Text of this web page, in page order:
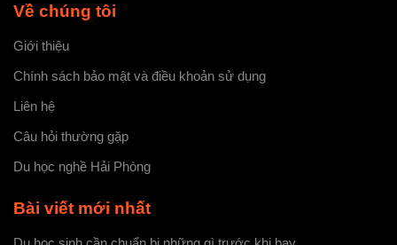
Về chúng tôi
Giới thiệu
Chính sách bảo mật và điều khoản sử dụng
Liên hệ
Câu hỏi thường gặp
Du học nghề Hải Phòng
Bài viết mới nhất